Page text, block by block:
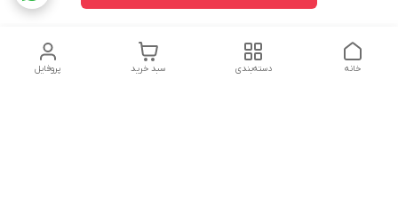
پروفایل سبد خرید دسته‌بندی خانه